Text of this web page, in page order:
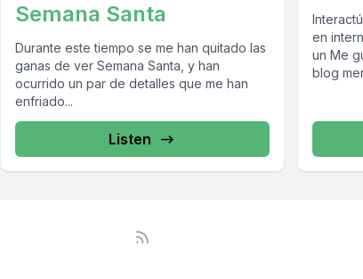
Semana Santa
Durante este tiempo se me han quitado las
ganas de ver Semana Santa, y han
ocurrido un par de detalles que me han
enfriado...
Listen
en
un Me
blog